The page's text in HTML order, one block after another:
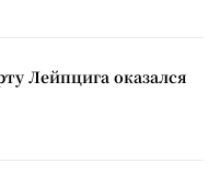
Лейпцига оказался